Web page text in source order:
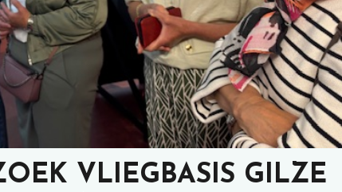
VLIEGBASIS GILZE